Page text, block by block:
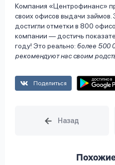
Компания «Центрофинанс»
своих офисов выдачи займов.
достигли отметки в 800
компании — достичь
году! Это реально: более 500
рекомендуют нас своим
Поделиться